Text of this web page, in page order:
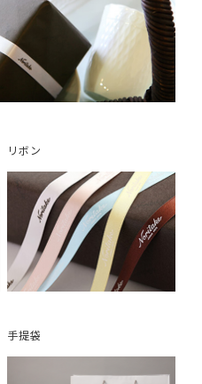
リボン
手提袋